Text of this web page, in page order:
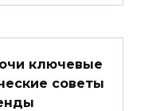
ключевые
советы